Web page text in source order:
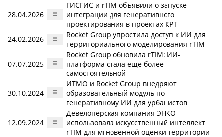
28.04.2026
ГИСГИС и rTIM объявили о запуске
интеграции для генеративного
проектирования в проектах КРТ
24.02.2026
Rocket Group упростила доступ к ИИ для
территориального моделирования rTIM
07.07.2025
Rocket Group обновила rTIM: ИИ-
платформа стала еще более
самостоятельной
30.10.2024
ИТМО и Rocket Group внедряют
образовательный модуль по
генеративному ИИ для урбанистов
12.09.2024
Девелоперская компания ЭНКО
использовала искусственный интеллект
rTIM для мгновенной оценки территории